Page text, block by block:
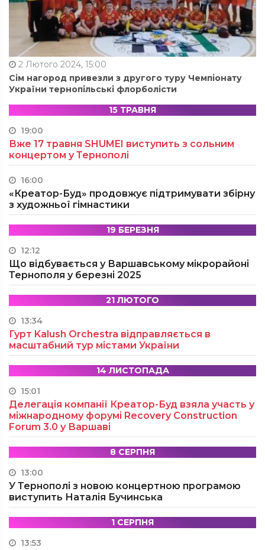
2 Лютого 2024, 15:00
Сім нагород привезли з другого туру Чемпіонату
України тернопільські флорболісти
15 ТРАВНЯ
19:00
Вже 17 травня SHUMEI виступить з сольним
концертом у Тернополі
16:00
«Креатор-Буд» продовжує підтримувати збірну
з художньої гімнастики
19 БЕРЕЗНЯ
12:12
Що відбувається у Варшавському мікрорайоні
Тернополя у березні 2025
21 ЛЮТОГО
13:34
Гурт Kalush Orchestra відправляється в
масштабний тур містами України
14 ЛИСТОПАДА
15:01
Делегація компанії Креатор-Буд взяла участь у
міжнародному форумі Recovery Construction
Forum 3.0 у Варшаві
8 СЕРПНЯ
13:00
У Тернополі з новою концертною програмою
виступить Наталія Бучинська
1 СЕРПНЯ
13:53